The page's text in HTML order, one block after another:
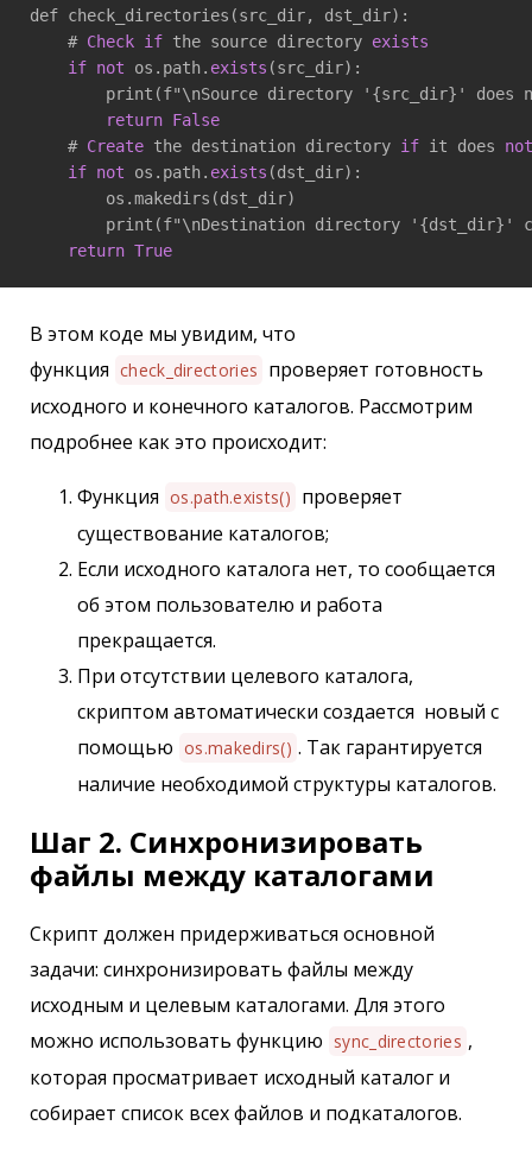
def check_directories(src_dir, dst_dir):
    #
Check if the source directory exists
if not os.path. exists (src_dir):
print(f"\nSource directory '{src_dir}' does
return False
    #
Create the destination directory if it does not
if not os.path. exists (dst_dir):
        os.makedirs(dst_dir)
print(f"\nDestination directory '{dst_dir}'
return True
В этом коде мы увидим, что
функция check_directories проверяет готовность
исходного и конечного каталогов. Рассмотрим
подробнее как это происходит:
Функция os.path.exists() проверяет
существование каталогов;
Если исходного каталога нет, то сообщается
об этом пользователю и работа
прекращается.
При отсутствии целевого каталога,
скриптом автоматически создается новый с
помощью os.makedirs() . Так гарантируется
наличие необходимой структуры каталогов.
Шаг 2. Синхронизировать
файлы между каталогами
Скрипт должен придерживаться основной
задачи: синхронизировать файлы между
исходным и целевым каталогами. Для этого
можно использовать функцию sync_directories ,
которая просматривает исходный каталог и
собирает список всех файлов и подкаталогов.